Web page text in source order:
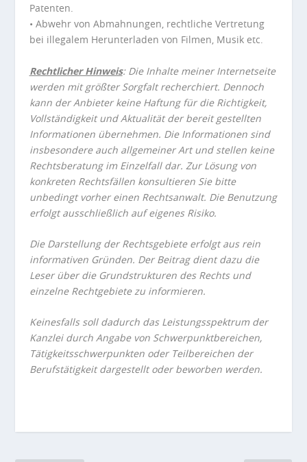
Patenten.
• Abwehr von Abmahnungen, rechtliche Vertretung
bei illegalem Herunterladen von Filmen, Musik etc.
Rechtlicher Hinweis: Die Inhalte meiner Internetseite
werden mit größter Sorgfalt recherchiert. Dennoch
kann der Anbieter keine Haftung für die Richtigkeit,
Vollständigkeit und Aktualität der bereit gestellten
Informationen übernehmen. Die Informationen sind
insbesondere auch allgemeiner Art und stellen keine
Rechtsberatung im Einzelfall dar. Zur Lösung von
konkreten Rechtsfällen konsultieren Sie bitte
unbedingt vorher einen Rechtsanwalt. Die Benutzung
erfolgt ausschließlich auf eigenes Risiko.
Die Darstellung der Rechtsgebiete erfolgt aus rein
informativen Gründen. Der Beitrag dient dazu die
Leser über die Grundstrukturen des Rechts und
einzelne Rechtgebiete zu informieren.
Keinesfalls soll dadurch das Leistungsspektrum der
Kanzlei durch Angabe von Schwerpunktbereichen,
Tätigkeitsschwerpunkten oder Teilbereichen der
Berufstätigkeit dargestellt oder beworben werden.